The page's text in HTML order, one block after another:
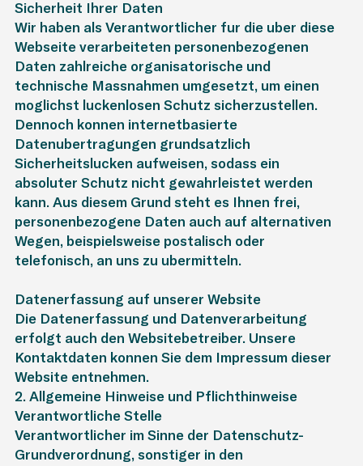
Sicherheit Ihrer Daten
Wir haben als Verantwortlicher für die über diese
Webseite verarbeiteten personenbezogenen
Daten zahlreiche organisatorische und
technische Massnahmen umgesetzt, um einen
möglichst lückenlosen Schutz sicherzustellen.
Dennoch können internetbasierte
Datenübertragungen grundsätzlich
Sicherheitslücken aufweisen, sodass ein
absoluter Schutz nicht gewährleistet werden
kann. Aus diesem Grund steht es Ihnen frei,
personenbezogene Daten auch auf alternativen
Wegen, beispielsweise postalisch oder
telefonisch, an uns zu übermitteln.
Datenerfassung auf unserer Website
Die Datenerfassung und Datenverarbeitung
erfolgt auch den Websitebetreiber. Unsere
Kontaktdaten können Sie dem Impressum dieser
Website entnehmen.
2. Allgemeine Hinweise und Pflichthinweise
Verantwortliche Stelle
Verantwortlicher im Sinne der Datenschutz-
Grundverordnung, sonstiger in den